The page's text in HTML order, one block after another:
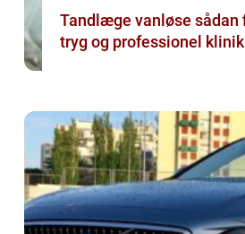
Tandlæge vanløse sådan finder du en
tryg og professionel klinik